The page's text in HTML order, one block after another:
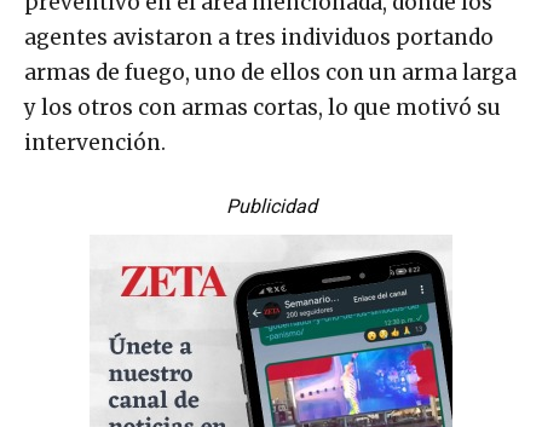
agentes avistaron a tres individuos portando
armas de fuego, uno de ellos con un arma larga
y los otros con armas cortas, lo que motivó su
intervención.
Publicidad